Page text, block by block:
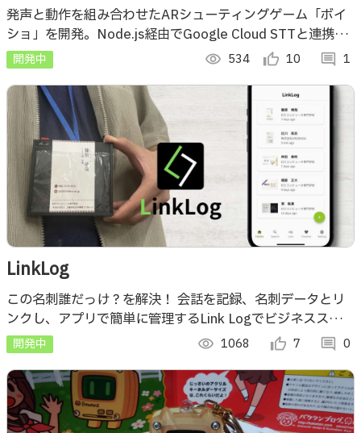
ラクションによるARゲームシステムの提案〜
発声と動作を組み合わせたARシューティングゲーム「ボイ
ショ」を開発。Node.js経由でGoogle Cloud STTと連携
し、声を3Dモデル化し1分間的当てを行うゲームです。
開発中 visibility 534 thumb_up_alt 10 comment 1
LinkLog
この名刺誰だっけ？を解決！ 会話を記録、名刺データとリ
ンクし、アプリで簡単に管理するLink Logでビジネススキル
をレベルアップ！
開発中 visibility 1068 thumb_up_alt 7 comment 0